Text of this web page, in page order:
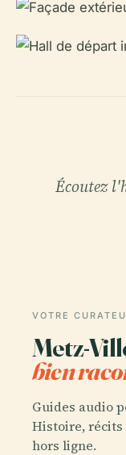
Écoutez
VOTRE
Metz-
bien
Guides audio
Histoire,
hors ligne.